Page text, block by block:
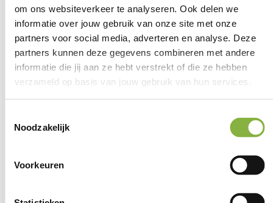
om ons websiteverkeer te analyseren. Ook delen we
informatie over jouw gebruik van onze site met onze
partners voor social media, adverteren en analyse. Deze
partners kunnen deze gegevens combineren met andere
informatie die jij aan ze hebt verstrekt of die ze hebben
verzameld op basis van jouw gebruik van hun services.
Noodzakelijk
Voorkeuren
Als zorgspecialist kijken we samen naar wat je zelf nog
kunt en waar we bij kunnen helpen. Samen zorgen we
ervoor dat jij aangenaam thuis kunt blijven wonen. Met
vakkundige en betrokken thuishulpen en begeleiders uit
Waalre bieden we je net dat beetje meer. Een gezellig
praatje, een luisterend oor en een opgeruimd huis. Tzorg